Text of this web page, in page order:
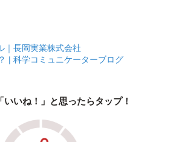
｜長岡実業株式会社
| 科学コミュニケーターブログ
いいね！」と思ったらタップ！